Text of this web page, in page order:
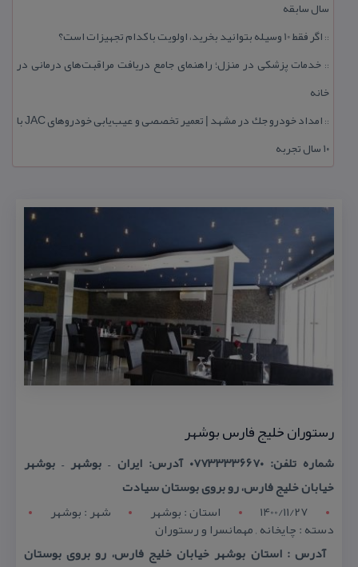
سال سابقه
:: اگر فقط 10 وسیله بتوانید بخرید، اولویت با كدام تجهیزات است؟
:: خدمات پزشكی در منزل؛ راهنمای جامع دریافت مراقبت‌های درمانی در
خانه
::
امداد خودرو جك در مشهد | تعمیر تخصصی و عیب‌یابی خودروهای JAC با
۱۰ سال تجربه
رستوران خلیج فارس بوشهر
شماره تلفن: ۰۷۷۳۳۳۳۶۶۷۰ آدرس: ایران – بوشهر – بوشهر
خیابان خلیج فارس، رو بروی بوستان سیادت
1400/11/27
استان : بوشهر شهر : بوشهر
دسته : چایخانه , مهمانسرا و رستوران
آدرس : استان بوشهر خیابان خلیج فارس، رو بروی بوستان